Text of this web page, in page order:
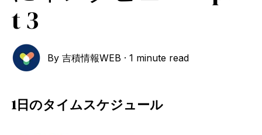
t 3
By 吉積情報WEB · 1 minute read
1日のタイムスケジュール